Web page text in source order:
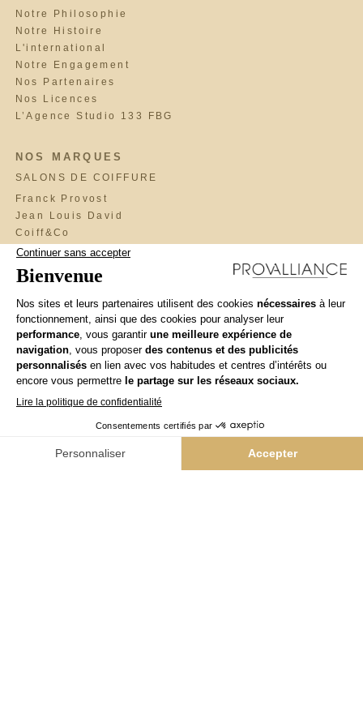
Notre Philosophie
Notre Histoire
L'international
Notre Engagement
Nos Partenaires
Nos Licences
L’Agence Studio 133 FBG
NOS MARQUES
SALONS DE COIFFURE
Franck Provost
Jean Louis David
Coiff&Co
Saint Algue
Fabio Salsa
Maniatis Paris
Cosmo
BrainWash
Llongueras
Interview
L'Atelier Intermède
Yes
Team Kappers
NAIL BAR & VERNIS